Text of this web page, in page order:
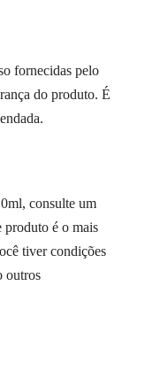
fornecidas pelo
do produto. É
consulte um
produto é o mais
tiver condições
outros